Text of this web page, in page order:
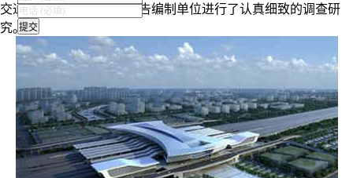
交通影响评价（交评）报告编制单位进行了认真细致的调查研
究。